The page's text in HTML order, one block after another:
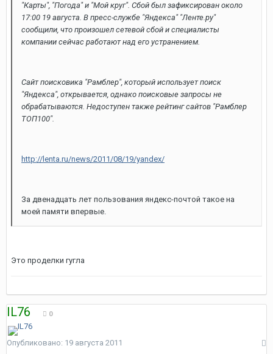
"Карты", "Погода" и "Мой круг". Сбой был зафиксирован около
17:00 19 августа. В пресс-службе "Яндекса" "Ленте.ру"
сообщили, что произошел сетевой сбой и специалисты
компании сейчас работают над его устранением.
Сайт поисковика "Рамблер", который использует поиск
"Яндекса", открывается, однако поисковые запросы не
обрабатываются. Недоступен также рейтинг сайтов "Рамблер
ТОП100".
http://lenta.ru/news/2011/08/19/yandex/
За двенадцать лет пользования яндекс-почтой такое на
моей памяти впервые.
Это проделки гугла
IL76 0
Опубликовано: 19 августа 2011